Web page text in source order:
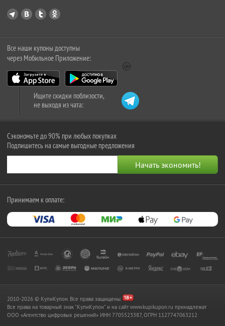
Все наши купоны доступны
через Мобильное Приложение:
Ищите скидки поблизости,
не выходя из чата:
Сэкономьте до 90% при любых покупках
Подпишитесь на самые выгодные предложения
Принимаем к оплате:
2010-2026 © КупиКупон. Все права защищены.
Все права на товарный знак "КупиКупон" и на сайт www.kupikupon.ru принадлежат
OOO «Агентство цифровых решений» ИНН 7705523387, ОГРН 1127747063212